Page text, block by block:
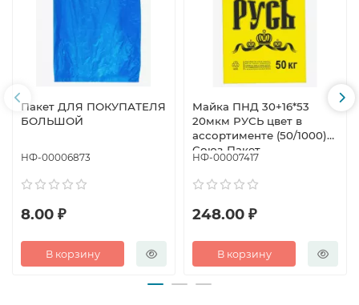
Пакет ДЛЯ ПОКУПАТЕЛЯ
БОЛЬШОЙ
НФ-00006873
8.00 ₽
В корзину
Майка ПНД 30+16*53
20мкм РУСЬ цвет в
ассортименте (50/1000)
Союз-Пакет
НФ-00007417
248.00 ₽
В корзину